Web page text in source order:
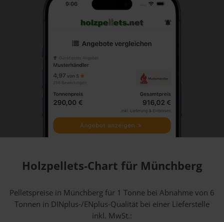
Holzpellets-Chart für Münchberg
Pelletspreise in Münchberg für 1 Tonne bei Abnahmevon 6
Tonnen in DINplus-/ENplus-Qualität bei einer Lieferstelle
inkl. MwSt.: